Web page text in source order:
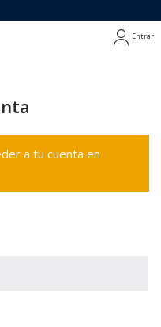
Entrar
a tu cuenta en